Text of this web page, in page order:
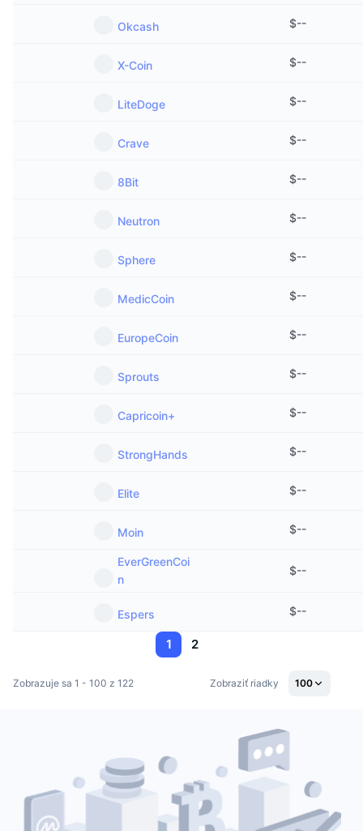
Okcash $--
X-Coin $--
LiteDoge $--
Crave $--
8Bit $--
Neutron $--
Sphere $--
MedicCoin $--
EuropeCoin $--
Sprouts $--
Capricoin+ $--
StrongHands $--
Elite $--
Moin $--
EverGreenCoi
n
$--
Espers $--
1 2
Zobrazuje sa 1 - 100 z 122 Zobraziť riadky 100